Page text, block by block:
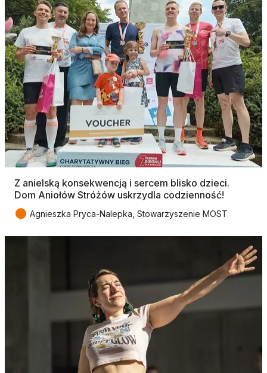
Z anielską konsekwencją i sercem blisko dzieci.
Dom Aniołów Stróżów uskrzydla codzienność!
● Agnieszka Pryca-Nalepka, Stowarzyszenie MOST